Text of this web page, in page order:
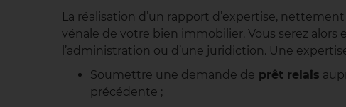
La réalisation d’un rapport d’expertise,
vénale de votre bien immobilier. Vous serez
l’administration ou d’une juridiction. Une
Soumettre une demande de prêt relais
précédente ;